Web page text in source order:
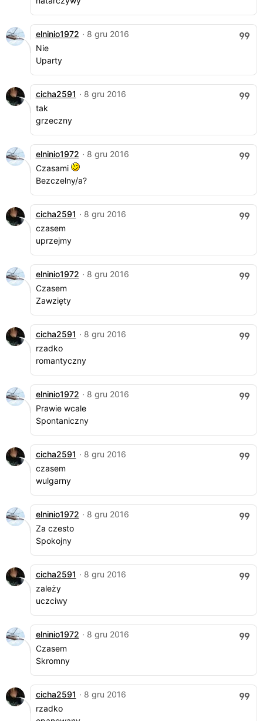
elninio1972 · 8 gru 2016
Nie
Uparty
cicha2591 · 8 gru 2016
tak
grzeczny
elninio1972 · 8 gru 2016
Czasami
Bezczelny/a?
cicha2591 · 8 gru 2016
czasem
uprzejmy
elninio1972 · 8 gru 2016
Czasem
Zawzięty
cicha2591 · 8 gru 2016
rzadko
romantyczny
elninio1972 · 8 gru 2016
Prawie wcale
Spontaniczny
cicha2591 · 8 gru 2016
czasem
wulgarny
elninio1972 · 8 gru 2016
Za czesto
Spokojny
cicha2591 · 8 gru 2016
zależy
uczciwy
elninio1972 · 8 gru 2016
Czasem
Skromny
cicha2591 · 8 gru 2016
rzadko